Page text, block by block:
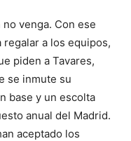
venga. Con ese
regalar a los equipos,
piden a Tavares,
se inmute su
base y un escolta
anual del Madrid.
aceptado los